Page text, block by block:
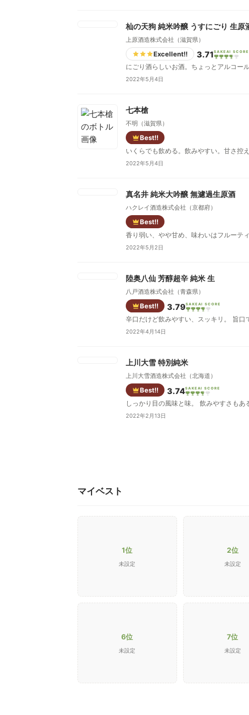
杣の天狗 純米吟醸 うすにごり 生原
上原酒造株式会社（滋賀県）
Excellent!! 3.71SAKEAI SCORE
にごり酒らしいお酒。ちょっとアルコー
2022年5月4日
七本槍
不明（滋賀県）
Best!!
いくらでも飲める。飲みやすい。甘さ控
2022年5月4日
真名井 純米大吟醸 無濾過生原酒
ハクレイ酒造株式会社（京都府）
Best!!
香り弱い、やや甘め、味わいはフルーテ
2022年5月2日
陸奥八仙 芳醇超辛 純米 生
八戸酒造株式会社（青森県）
Best!! 3.79SAKEAI SCORE
辛口だけど飲みやすい、スッキリ。 旨口
2022年4月14日
上川大雪 特別純米
上川大雪酒造株式会社（北海道）
Best!! 3.74SAKEAI SCORE
しっかり目の風味と味。 飲みやすさもあ
2022年2月13日
マイベスト
1位
未設定
2位
未設定
6位
未設定
7位
未設定